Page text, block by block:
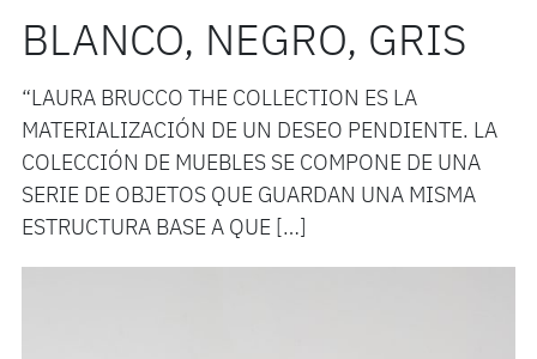
BLANCO, NEGRO, GRIS
“LAURA BRUCCO THE COLLECTION ES LA
MATERIALIZACIÓN DE UN DESEO PENDIENTE. LA
COLECCIÓN DE MUEBLES SE COMPONE DE UNA
SERIE DE OBJETOS QUE GUARDAN UNA MISMA
ESTRUCTURA BASE A QUE […]